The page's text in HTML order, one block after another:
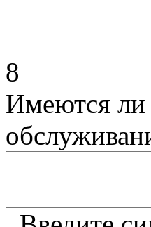
8
Имеются ли